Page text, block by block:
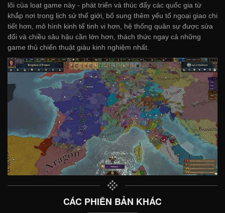
lõi của loạt game này - phát triển và thúc đẩy các quốc gia từ
khắp nơi trong lịch sử thế giới, bổ sung thêm yếu tố ngoại giao chi
tiết hơn, mô hình kinh tế tinh vi hơn, hệ thống quân sự được sửa
đổi và chiều sâu hậu cần lớn hơn, thách thức ngay cả những
game thủ chiến thuật giàu kinh nghiệm nhất.
CÁC PHIÊN BẢN KHÁC